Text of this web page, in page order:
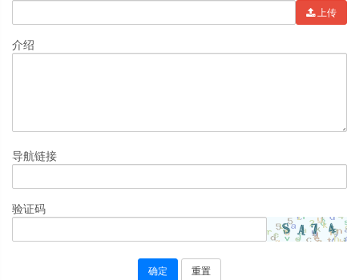
上传
介绍
导航链接
验证码
确定 重置